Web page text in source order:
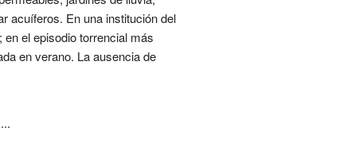
acuíferos. En una institución del
el episodio torrencial más
en verano. La ausencia de